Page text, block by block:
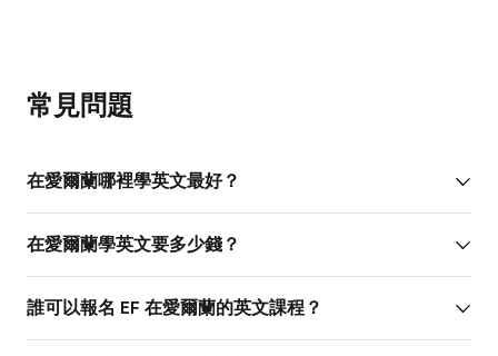
常見問題
在愛爾蘭哪裡學英文最好？
在愛爾蘭學英文要多少錢？
誰可以報名 EF 在愛爾蘭的英文課程？